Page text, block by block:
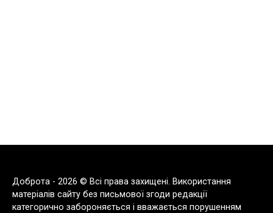
Доброта - 2026 © Всі права захищені. Використання
матеріалів сайту без письмової згоди редакції
категорично забороняється і вважається порушенням